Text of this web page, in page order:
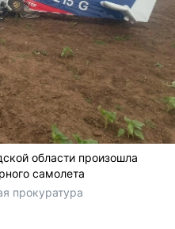
области произошла
самолета
прокуратура